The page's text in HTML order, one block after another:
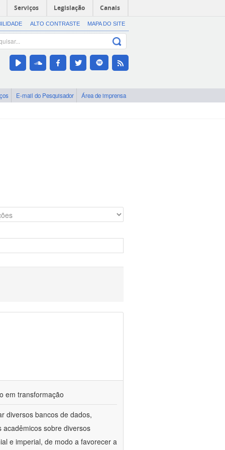
Serviços Legislação Canais
ALTO CONTRASTE MAPA DO SITE
E-mail do Pesquisador Área de imprensa
em transformação
diversos bancos de dados,
sobre diversos
e imperial, de modo a favorecer a